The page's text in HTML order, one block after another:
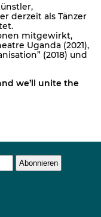
derzeit als Tänzer
mitgewirkt,
Uganda (2021),
(2018) und
we’ll unite the